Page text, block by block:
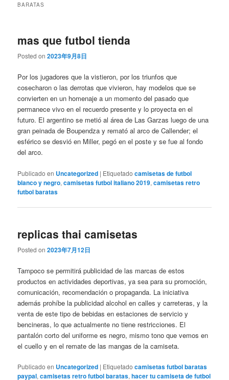
BARATAS
mas que futbol tienda
Posted on2023年9月8日
Por los jugadores que la vistieron, por los triunfos que
cosecharon o las derrotas que vivieron, hay modelos que se
convierten en un homenaje a un momento del pasado que
permanece vivo en el recuerdo presente y lo proyecta en el
futuro. El argentino se metió al área de Las Garzas luego de una
gran peinada de Boupendza y remató al arco de Callender; el
esférico se desvió en Miller, pegó en el poste y se fue al fondo
del arco.
Publicado en Uncategorized | Etiquetado camisetas de futbol
blanco y negro,camisetas futbol italiano 2019,camisetas retro
futbol baratas
replicas thai camisetas
Posted on2023年7月12日
Tampoco se permitirá publicidad de las marcas de estos
productos en actividades deportivas, ya sea para su promoción,
comunicación, recomendación o propaganda. La iniciativa
además prohíbe la publicidad alcohol en calles y carreteras, y la
venta de este tipo de bebidas en estaciones de servicio y
bencineras, lo que actualmente no tiene restricciones. El
pantalón corto del uniforme es negro, mismo tono que vemos en
el cuello y en el remate de las mangas de la camiseta.
Publicado en Uncategorized | Etiquetado camisetas futbol baratas
paypal,camisetas retro futbol baratas,hacer tu camiseta de futbol